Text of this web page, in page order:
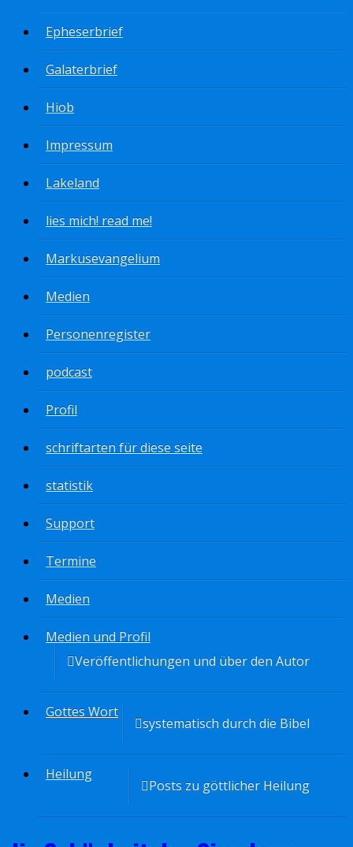
Epheserbrief
Galaterbrief
Hiob
Impressum
Lakeland
lies mich! read me!
Markusevangelium
Medien
Personenregister
podcast
Profil
schriftarten für diese seite
statistik
Support
Termine
Medien
Medien und Profil
Veröffentlichungen und über den Autor
Gottes Wort
systematisch durch die Bibel
Heilung
Posts zu göttlicher Heilung